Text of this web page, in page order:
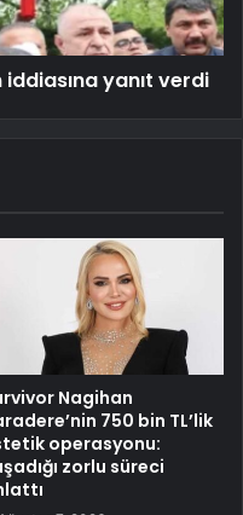
iddiasına yanıt verdi
Nagihan
750 bin TL’lik
operasyonu:
zorlu süreci